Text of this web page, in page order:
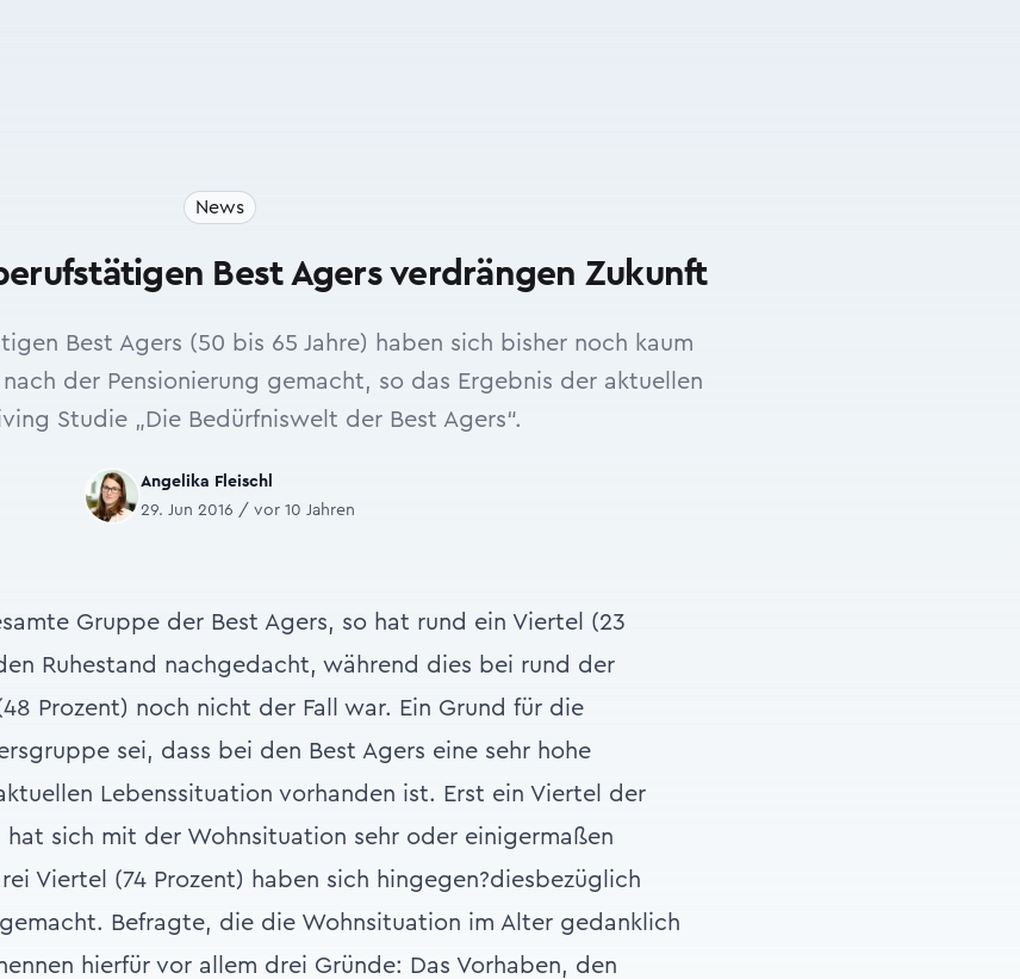
News
Best Agers verdrängen Zukunft
Best Agers (50 bis 65 Jahre) haben sich bisher noch kaum
der Pensionierung gemacht, so das Ergebnis der aktuellen
Studie „Die Bedürfniswelt der Best Agers“.
Angelika Fleischl
29. Jun 2016 / vor 10 Jahren
Gruppe der Best Agers, so hat rund ein Viertel (23
Ruhestand nachgedacht, während dies bei rund der
Prozent) noch nicht der Fall war. Ein Grund für die
sei, dass bei den Best Agers eine sehr hohe
Lebenssituation vorhanden ist. Erst ein Viertel der
hat sich mit der Wohnsituation sehr oder einigermaßen
Viertel (74 Prozent) haben sich hingegen?diesbezüglich
Befragte, die die Wohnsituation im Alter gedanklich
hierfür vor allem drei Gründe: Das Vorhaben, den